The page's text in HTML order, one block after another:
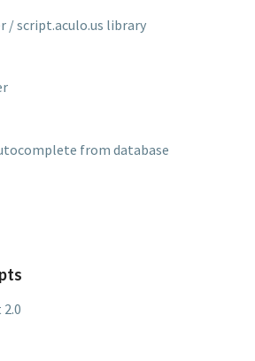
/ script.aculo.us library
from database